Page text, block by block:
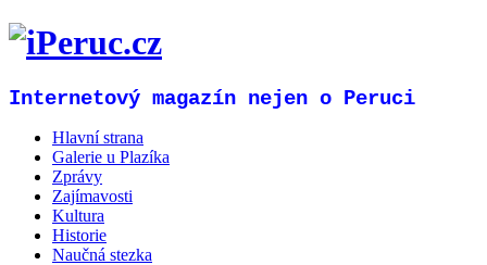
Internetový magazín nejen o Peruci
Hlavní strana
Galerie u Plazíka
Zprávy
Zajímavosti
Kultura
Historie
Naučná stezka